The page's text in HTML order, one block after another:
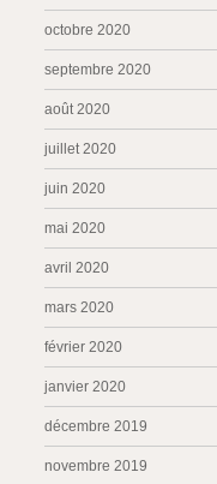
octobre 2020
septembre 2020
août 2020
juillet 2020
juin 2020
mai 2020
avril 2020
mars 2020
février 2020
janvier 2020
décembre 2019
novembre 2019